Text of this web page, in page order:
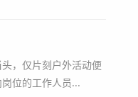
，仅片刻户外活动便
位的工作人员...